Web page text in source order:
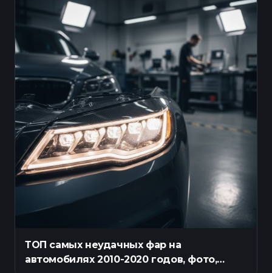
ТОП самых неудачных фар на
автомобилях 2010-2020 годов, фото,